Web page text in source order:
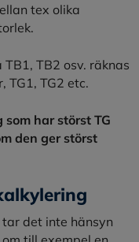
tex olika
TB2 osv. räknas
TG1, TG2 etc.
har störst TG
den ger störst
det inte hänsyn